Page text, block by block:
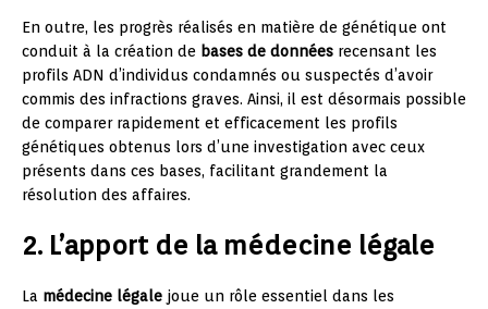
En outre, les progrès réalisés en matière de génétique ont
conduit à la création de bases de données recensant les
profils ADN d’individus condamnés ou suspectés d’avoir
commis des infractions graves. Ainsi, il est désormais possible
de comparer rapidement et efficacement les profils
génétiques obtenus lors d’une investigation avec ceux
présents dans ces bases, facilitant grandement la
résolution des affaires.
2. L’apport de la médecine légale
La médecine légale joue un rôle essentiel dans les